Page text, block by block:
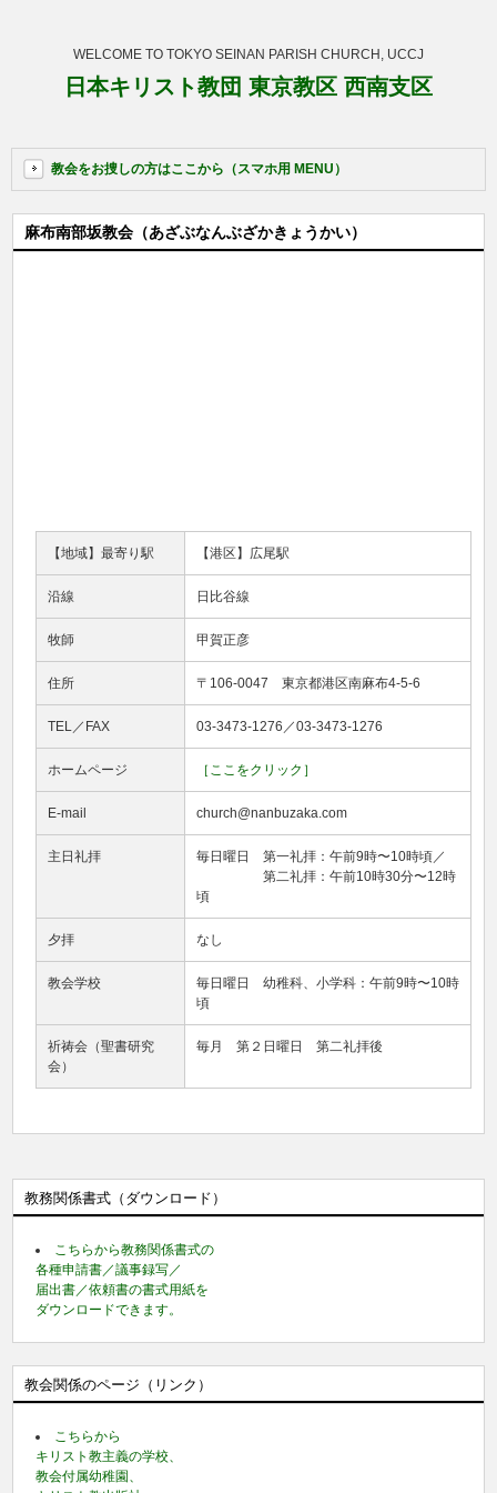
WELCOME TO TOKYO SEINAN PARISH CHURCH, UCCJ
日本キリスト教団 東京教区 西南支区
教会をお捜しの方はここから（スマホ用 MENU）
麻布南部坂教会（あざぶなんぶざかきょうかい）
【地域】最寄り駅 【港区】広尾駅
沿線 日比谷線
牧師 甲賀正彦
住所 〒106-0047 東京都港区南麻布4-5-6
TEL／FAX 03-3473-1276／03-3473-1276
ホームページ ［ここをクリック］
E-mail church@nanbuzaka.com
主日礼拝
毎日曜日 第一礼拝：午前9時〜10時頃／
第二礼拝：午前10時30分〜12時
頃
夕拝 なし
教会学校
毎日曜日 幼稚科、小学科：午前9時〜10時
頃
祈祷会（聖書研究
会）
毎月 第２日曜日 第二礼拝後
教務関係書式（ダウンロード）
こちらから教務関係書式の
各種申請書／議事録写／
届出書／依頼書の書式用紙を
ダウンロードできます。
教会関係のページ（リンク）
こちらから
キリスト教主義の学校、
教会付属幼稚園、